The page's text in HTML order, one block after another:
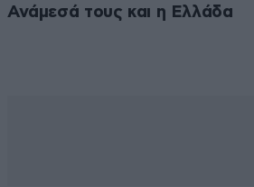
Ανάμεσά τους και η Ελλάδα